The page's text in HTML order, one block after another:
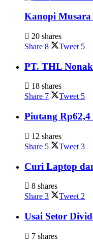
Kanopi
20 shares
Share 8 Tweet 5
PT. THL
18 shares
Share 7 Tweet 5
Piutang
12 shares
Share 5 Tweet 3
Curi Laptop
8 shares
Share 3 Tweet 2
Usai Setor
7 shares